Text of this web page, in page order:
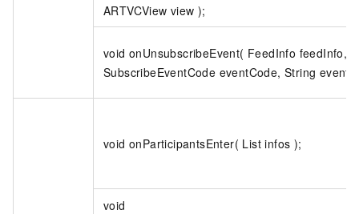
ARTVCView view );
void onUnsubscribeEvent( FeedInfo feedInfo,
SubscribeEventCode eventCode, String
void onParticipantsEnter( List infos );
void